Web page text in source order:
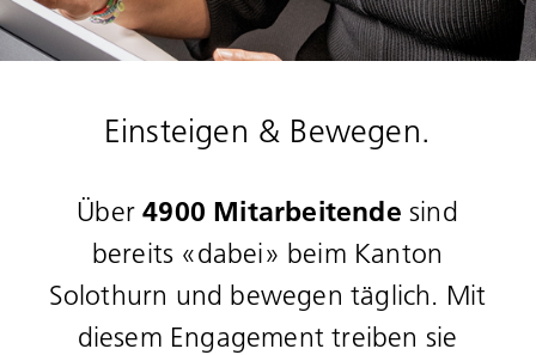
Einsteigen & Bewegen.
Über4900 Mitarbeitendesind
bereits «dabei» beim Kanton
Solothurn und bewegen täglich. Mit
diesem Engagement treiben sie